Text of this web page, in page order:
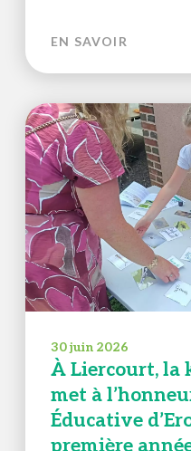
EN SAVOIR
30 juin 2026
À Liercourt, la
met à
Éducative
première